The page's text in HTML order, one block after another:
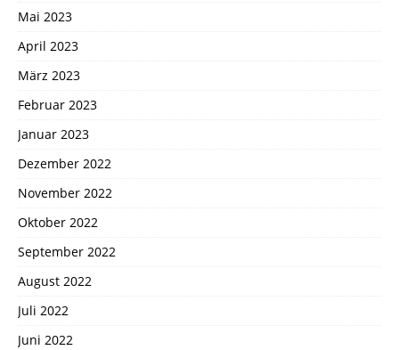
Mai 2023
April 2023
März 2023
Februar 2023
Januar 2023
Dezember 2022
November 2022
Oktober 2022
September 2022
August 2022
Juli 2022
Juni 2022